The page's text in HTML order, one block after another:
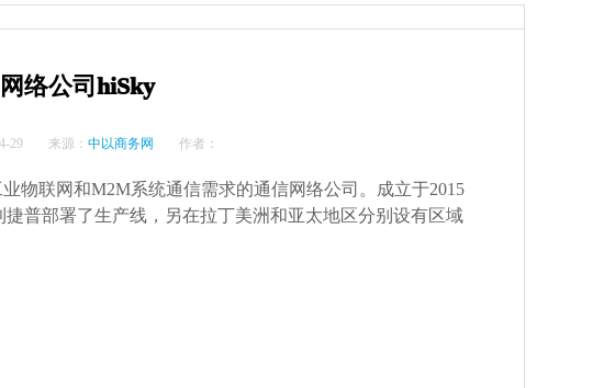
络公司hiSky
29 来源： 中以商务网 作者：
物联网和M2M系统通信需求的通信网络公司。成立于2015
普部署了生产线，另在拉丁美洲和亚太地区分别设有区域